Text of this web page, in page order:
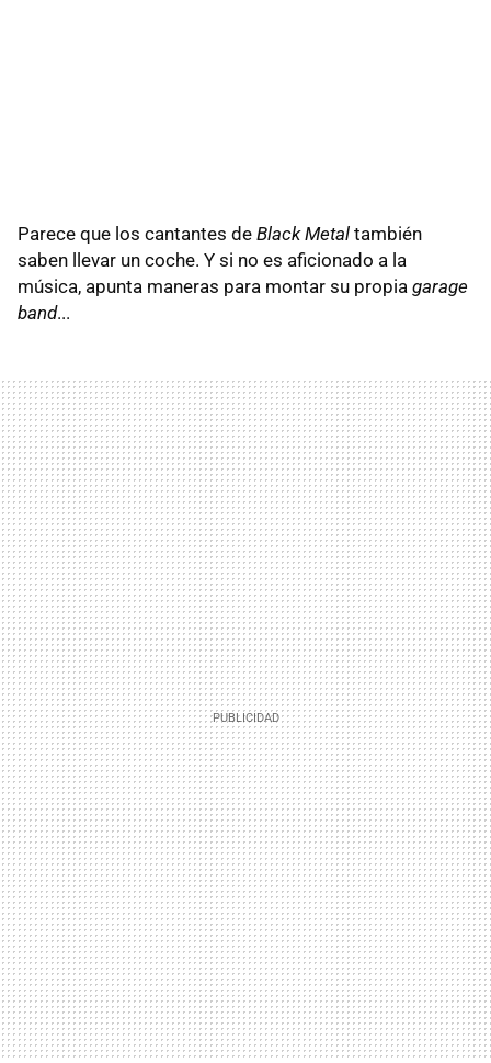
Parece que los cantantes de Black Metal también
saben llevar un coche. Y si no es aficionado a la
música, apunta maneras para montar su propia garage
band...